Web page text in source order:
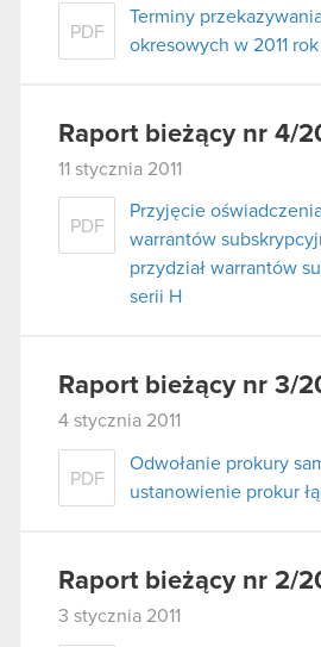
PDF
Terminy
okresowych w 2011 rok
Raport bieżący nr 4/
11 stycznia 2011
PDF
Przyjęcie
warrantów
przydział warrantów
serii H
Raport bieżący nr 3/
4 stycznia 2011
PDF
Odwołanie prokury
ustanowienie prokur
Raport bieżący nr 2/
3 stycznia 2011